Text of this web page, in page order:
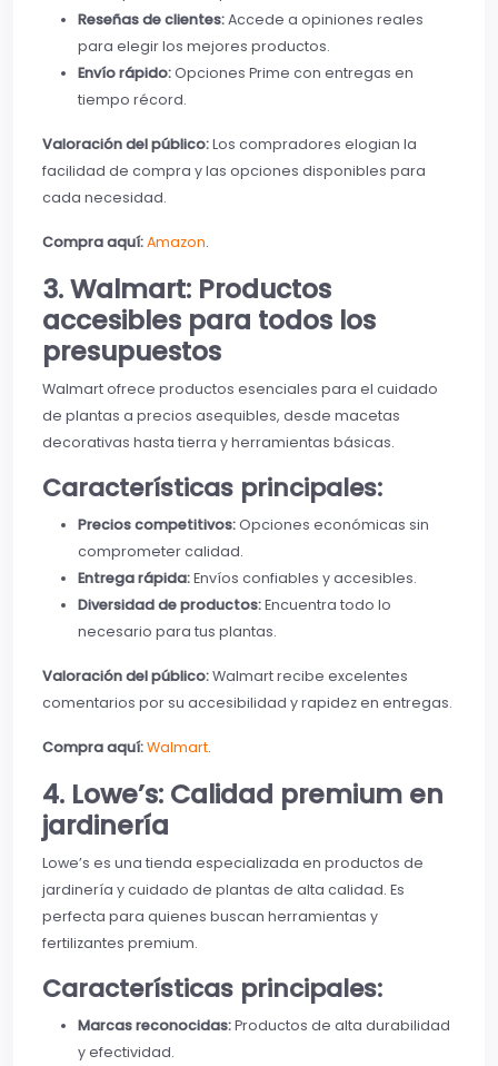
Reseñas de clientes:Accede a opiniones reales
para elegir los mejores productos.
Envío rápido:Opciones Prime con entregas en
tiempo récord.
Valoración del público:Los compradores elogian la
facilidad de compra y las opciones disponibles para
cada necesidad.
Compra aquí:Amazon.
3. Walmart: Productos
accesibles para todos los
presupuestos
Walmart ofrece productos esenciales para el cuidado
de plantas a precios asequibles, desde macetas
decorativas hasta tierra y herramientas básicas.
Características principales:
Precios competitivos:Opciones económicas sin
comprometer calidad.
Entrega rápida:Envíos confiables y accesibles.
Diversidad de productos:Encuentra todo lo
necesario para tus plantas.
Valoración del público:Walmart recibe excelentes
comentarios por su accesibilidad y rapidez en entregas.
Compra aquí:Walmart.
4. Lowe’s: Calidad premium en
jardinería
Lowe’s es una tienda especializada en productos de
jardinería y cuidado de plantas de alta calidad. Es
perfecta para quienes buscan herramientas y
fertilizantes premium.
Características principales:
Marcas reconocidas:Productos de alta durabilidad
y efectividad.